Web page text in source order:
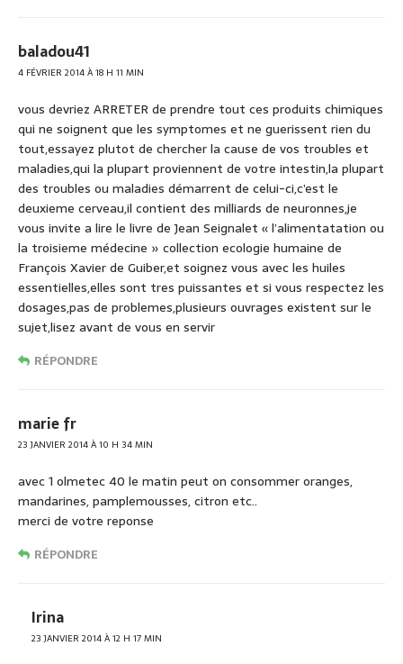
baladou41
4 FÉVRIER 2014 À 18 H 11 MIN
vous devriez ARRETER de prendre tout ces produits chimiques
qui ne soignent que les symptomes et ne guerissent rien du
tout,essayez plutot de chercher la cause de vos troubles et
maladies,qui la plupart proviennent de votre intestin,la plupart
des troubles ou maladies démarrent de celui-ci,c’est le
deuxieme cerveau,il contient des milliards de neuronnes,je
vous invite a lire le livre de Jean Seignalet « l’alimentatation ou
la troisieme médecine » collection ecologie humaine de
François Xavier de Guiber,et soignez vous avec les huiles
essentielles,elles sont tres puissantes et si vous respectez les
dosages,pas de problemes,plusieurs ouvrages existent sur le
sujet,lisez avant de vous en servir
RÉPONDRE
marie fr
23 JANVIER 2014 À 10 H 34 MIN
avec 1 olmetec 40 le matin peut on consommer oranges,
mandarines, pamplemousses, citron etc..
merci de votre reponse
RÉPONDRE
Irina
23 JANVIER 2014 À 12 H 17 MIN